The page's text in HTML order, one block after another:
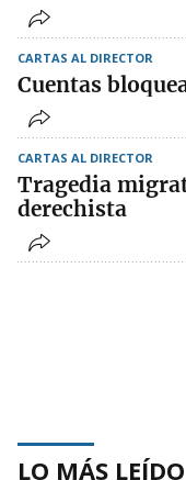
CARTAS AL DIRECTOR
Cuentas
CARTAS AL DIRECTOR
Tragedia
derechista
LO MÁS LEÍDO